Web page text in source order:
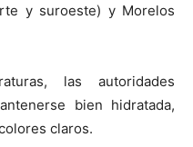
y suroeste) y Morelos
las autoridades
bien hidratada,
claros.